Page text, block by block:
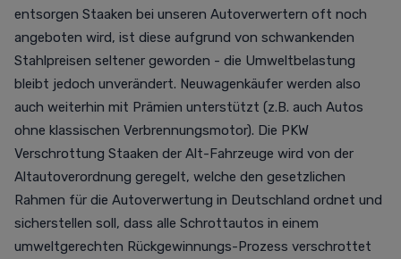
entsorgen Staaken bei unseren Autoverwertern oft noch
angeboten wird, ist diese aufgrund von schwankenden
Stahlpreisen seltener geworden - die Umweltbelastung
bleibt jedoch unverändert. Neuwagenkäufer werden also
auch weiterhin mit Prämien unterstützt (z.B. auch Autos
ohne klassischen Verbrennungsmotor). Die PKW
Verschrottung Staaken der Alt-Fahrzeuge wird von der
Altautoverordnung geregelt, welche den gesetzlichen
Rahmen für die Autoverwertung in Deutschland ordnet und
sicherstellen soll, dass alle Schrottautos in einem
umweltgerechten Rückgewinnungs-Prozess verschrottet